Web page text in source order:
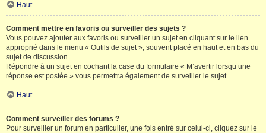
Haut
Comment mettre en favoris ou surveiller des sujets ?
Vous pouvez ajouter aux favoris ou surveiller un sujet en cliquant sur le lien
approprié dans le menu « Outils de sujet », souvent placé en haut et en bas du
sujet de discussion.
Répondre à un sujet en cochant la case du formulaire « M’avertir lorsqu’une
réponse est postée » vous permettra également de surveiller le sujet.
Haut
Comment surveiller des forums ?
Pour surveiller un forum en particulier, une fois entré sur celui-ci, cliquez sur le